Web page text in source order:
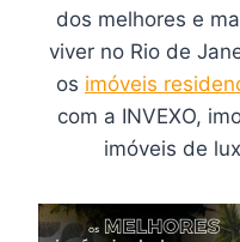
dos melhores e
viver no Rio de
os imóveis
com a INVEXO,
imóveis de